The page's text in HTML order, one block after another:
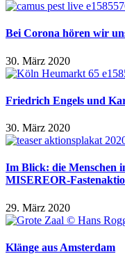
Bei Corona hören wir
30. März 2020
Friedrich Engels und
30. März 2020
Im Blick: die Menschen
MISEREOR-
29. März 2020
Klänge aus Amsterdam